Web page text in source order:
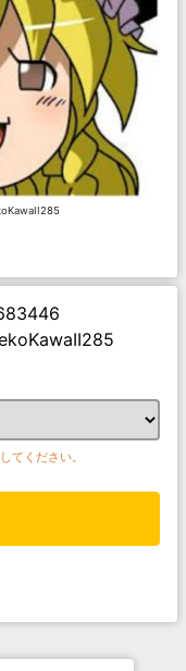
てください。